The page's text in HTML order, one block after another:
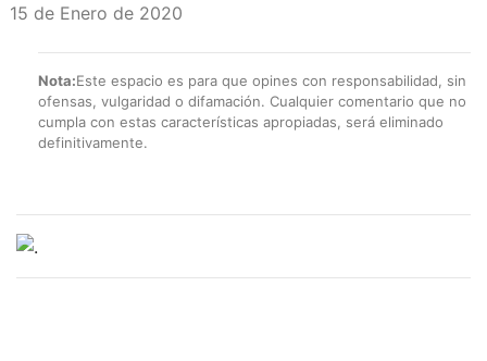
15 de Enero de 2020
Nota:Este espacio es para que opines con responsabilidad, sin
ofensas, vulgaridad o difamación. Cualquier comentario que no
cumpla con estas características apropiadas, será eliminado
definitivamente.